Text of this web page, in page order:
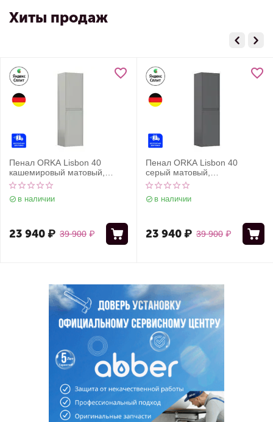
Хиты продаж
Пенал ORKA Lisbon 40
кашемировый матовый,
универсальный
в наличии
39 900 ₽
23 940₽
Пенал ORKA Lisbon 40
серый матовый,
универсальный
в наличии
39 900 ₽
23 940₽